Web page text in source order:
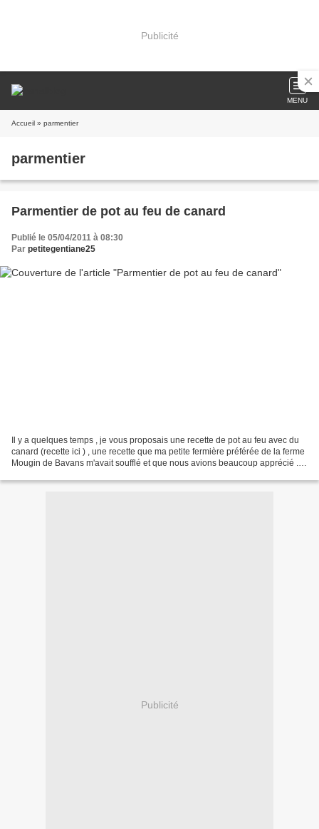
Publicité
MENU
Accueil » parmentier
parmentier
Parmentier de pot au feu de canard
Publié le 05/04/2011 à 08:30
Par petitegentiane25
Il y a quelques temps , je vous proposais une recette de pot au feu avec du
canard (recette ici ) , une recette que ma petite fermière préférée de la ferme
Mougin de Bavans m'avait soufflé et que nous avions beaucoup apprécié .
Publicité